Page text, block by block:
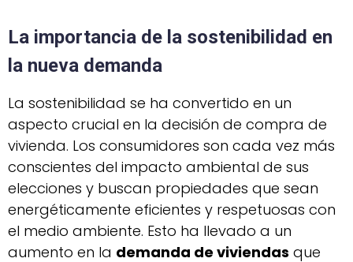
La importancia de la sostenibilidad en
la nueva demanda
La sostenibilidad se ha convertido en un
aspecto crucial en la decisión de compra de
vivienda. Los consumidores son cada vez más
conscientes del impacto ambiental de sus
elecciones y buscan propiedades que sean
energéticamente eficientes y respetuosas con
el medio ambiente. Esto ha llevado a un
aumento en la demanda de viviendas que